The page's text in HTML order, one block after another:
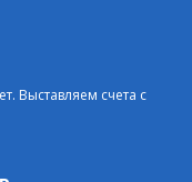
Выставляем счета с